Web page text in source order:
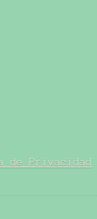
de Privacidad